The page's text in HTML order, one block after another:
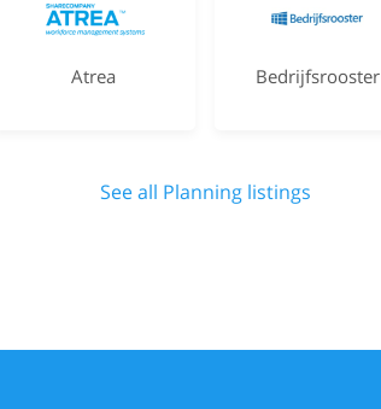
Atrea Bedrijfsrooster
See all Planning listings